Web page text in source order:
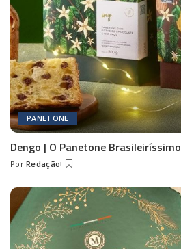
PANETONE
Dengo | O Panetone Brasileiríssimo
Posted
Por Redação